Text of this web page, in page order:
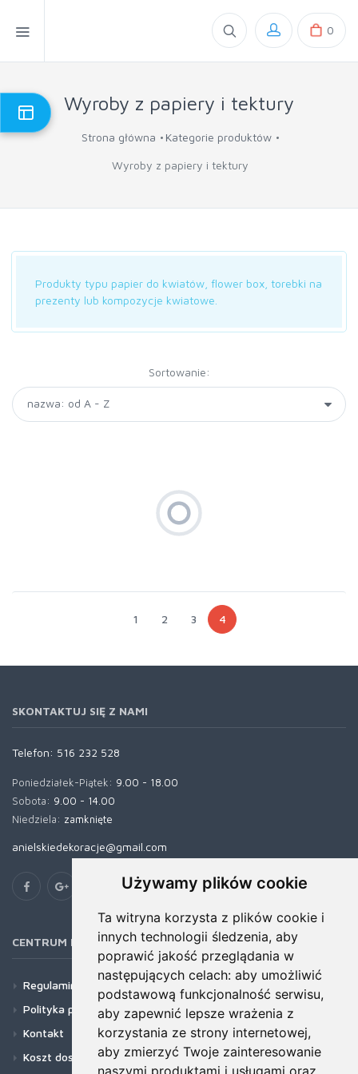
Używamy plików cookie
Ta witryna korzysta z plików cookie i
innych technologii śledzenia, aby
poprawić jakość przeglądania w
następujących celach: aby umożliwić
podstawową funkcjonalność serwisu,
aby zapewnić lepsze wrażenia z
korzystania ze strony internetowej,
aby zmierzyć Twoje zainteresowanie
naszymi produktami i usługami oraz
0
Wyroby z papiery i tektury
Strona główna Kategorie produktów
Wyroby z papiery i tektury
Produkty typu papier do kwiatów, flower box, torebki na
prezenty lub kompozycje kwiatowe.
Sortowanie:
1 2 3 4
SKONTAKTUJ SIĘ Z NAMI
Telefon: 516 232 528
Poniedziałek-Piątek: 9.00 - 18.00
Sobota: 9.00 - 14.00
Niedziela: zamknięte
anielskiedekoracje@gmail.com
CENTRUM POMOCY
Regulamin
Polityka prywatności
Kontakt
Koszt dostawy